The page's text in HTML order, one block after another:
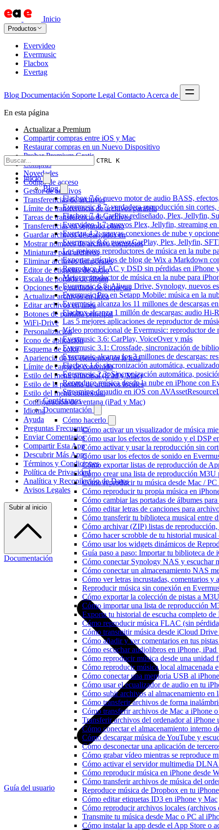
Inicio
Productos
Evervideo
Evermusic
Flacbox
Evertag
Blog Documentación Soporte Legal Contacto Acerca de
CTRL K
Inicio
Blog
Flacbox 7.6: nuevo motor de audio BASS,
Evermusic 8.7: verdadera reproducción sin
Flacbox 7.4: CarPlay rediseñado, Plex, Jellyfin,
Evervideo 1.7: nuevos Plex, Jellyfin, streaming
Evertag 4.2: nuevas conexiones de nube y
Evermusic 8.6: nuevo CarPlay, Plex, Jellyfin,
Los mejores reproductores de música en la nube
Exportar artículos de blog de Wix a Markdown
Reproduce FLAC y DSD sin pérdidas en iPhone
Mejor reproductor de música en la nube para
Evermusic 6.8: Aliyun Drive, Synology, nuevos
Evermusic Pro en Setapp Mobile: música en la
Evermusic alcanza los 11 millones de descargas
Flacbox alcanza 1 millón de descargas: audio Hi-
Las 5 mejores aplicaciones de reproductor de
Vídeo promocional de Evermusic: reproductor de
Evermusic 3.6: CarPlay, VoiceOver y más
Evermusic 3.1: Crossfade, sincronización de
Evermusic alcanza los 3 millones de descargas:
Flacbox 1.6: sincronización automática,
Evermusic 2.3: Sincronización automática,
Reproduce música desde la nube en iPhone con
Streaming de audio en iOS con
Contáctanos
Documentación
Cómo hacerlo
Cómo activar un visualizador de música
Cómo usar los efectos de sonido y el DSP
Cómo activar y usar la reproducción sin
Cómo usar los efectos de sonido en
Cómo exportar listas de reproducción de
Cómo crear una lista de reproducción
Cómo reproducir tu música desde Mac /
Cómo reproducir tu propia música en
Cómo cambiar las portadas de álbumes
Cómo editar letras de canciones para
Cómo transferir tu biblioteca musical entre
Cómo archivar (ZIP) listas de
Cómo hacer scrobble de tu historial
Cómo usar los widgets dinámicos de
Guía paso a paso: Importar tu biblioteca
Cómo conectar Synology NAS y escuchar
Cómo conectar un almacenamiento NAS
Cómo ver letras incrustadas, comentarios
Reproducir música sin conexión en
Cómo exportar la colección de pistas a
Cómo importar una lista de reproducción
Exporta tu historial de escucha completo
Cómo reproducir música FLAC (sin
Cómo transmitir música desde iCloud
Cómo añadir y ver comentarios en tus
Cómo escuchar audiolibros en iPhone,
Cómo reproducir música desde una
Cómo reproducir música local almacenada
Cómo conectar una memoria USB al
Cómo usar el ecualizador de audio en tu
Cómo subir archivos al almacenamiento
Cómo transferir archivos de forma
Cómo transferir archivos de Mac a iPhone
Transferir archivos del ordenador al
Cómo conectar el almacenamiento interno
Cómo descargar música de YouTube y
Cómo desconectar una aplicación de
Cómo grabar vídeo mientras se reproduce
Cómo activar el servidor multimedia
Cómo reproducir música en iPhone desde
Cómo transferir archivos de música del
Reproduce música de Dropbox en tu
Cómo editar etiquetas ID3 en iPhone y Mac
Cómo reproducir archivos locales (archivos
Transmite tu música desde Mac o PC al
Cómo instalar la app desde el App Store o
En esta página
Actualizar a Premium
Compartir compras entre iOS y Mac
Restaurar compras en un Nuevo Dispositivo
Probar Premium Gratis
Compras
Novedades
Código de acceso
Gestor de archivos
Transferencias de archivos
Límite de transferencia de archivos paralela
Tareas de transferencia de archivos
Transferencias en segundo plano
Guardar archivos descargados en
Mostrar nombres de archivo completos
Miniaturas para archivos
Eliminar archivos temporales
Editor de etiquetas de audio
Escala de portada de álbum
Opciones de guardado de etiquetas
Actualizar archivos en línea
Editar archivos en línea
Botones de pantalla principal
WiFi-Drive
Personalización
Icono de aplicación
Esquema de color
Apariencia de los elementos en la lista
Límite de carga de contenido
Estilo del menú principal (iPad y Mac)
Estilo de la pantalla de archivos locales
Estilo del menú contextual
Configuración de ventana (iPad y Mac)
Idioma
Ayuda
Preguntas Frecuentes
Enviar Comentarios
Compartir Esta App
Descubrir Más Apps
Términos y Condiciones
Política de Privacidad
Analítica y Recopilación de Datos
Avisos Legales
Subir al inicio
Documentación
Guía del usuario